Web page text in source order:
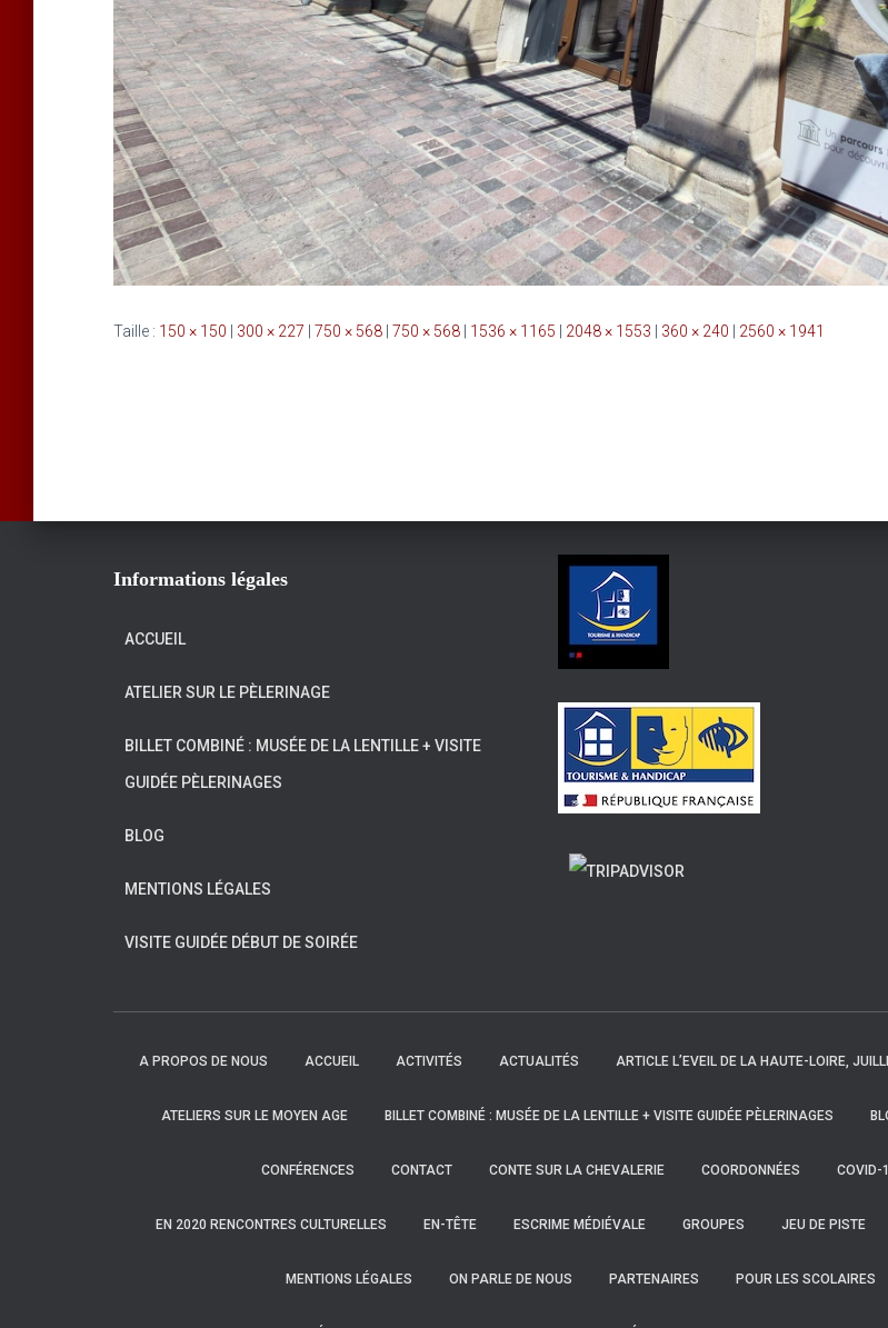
Taille : 150 × 150 300 × 227 750 × 568 750 × 568 1536 × 1165 2048 × 1553 360 × 240 2560 × 1941
Informations légales
ACCUEIL
ATELIER SUR LE PÈLERINAGE
BILLET COMBINÉ : MUSÉE DE LA LENTILLE + VISITE
GUIDÉE PÈLERINAGES
BLOG
MENTIONS LÉGALES
VISITE GUIDÉE DÉBUT DE SOIRÉE
A PROPOS DE NOUS ACCUEIL ACTIVITÉS ACTUALITÉS ARTICLE L’EVEIL DE LA HAUTE-LOIRE,
ATELIERS SUR LE MOYEN AGE BILLET COMBINÉ : MUSÉE DE LA LENTILLE + VISITE GUIDÉE PÈLERINAGES
CONFÉRENCES CONTACT CONTE SUR LA CHEVALERIE COORDONNÉES COVID-
EN 2020 RENCONTRES CULTURELLES EN-TÊTE ESCRIME MÉDIÉVALE GROUPES JEU DE PISTE
MENTIONS LÉGALES ON PARLE DE NOUS PARTENAIRES POUR LES SCOLAIRES